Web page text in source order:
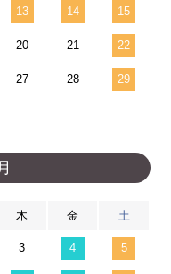
13 14 15
20 21 22
27 28 29
木 金 土
3 4 5